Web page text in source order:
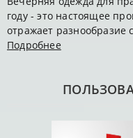
году - это настоящее
отражает разнообразие
Подробнее